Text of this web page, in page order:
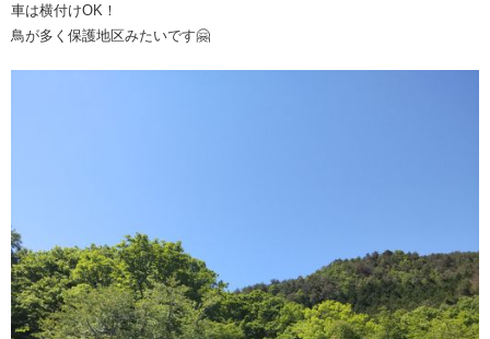
車は横付けOK！
鳥が多く保護地区みたいです🤗